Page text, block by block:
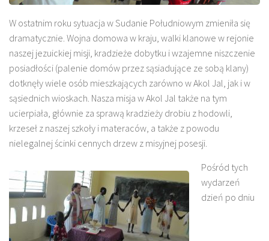
W ostatnim roku sytuacja w Sudanie Południowym zmieniła się
dramatycznie. Wojna domowa w kraju, walki klanowe w rejonie
naszej jezuickiej misji, kradzieże dobytku i wzajemne niszczenie
posiadłości (palenie domów przez sąsiadujące ze sobą klany)
dotknęły wiele osób mieszkających zarówno w Akol Jal, jak i w
sąsiednich wioskach. Nasza misja w Akol Jal także na tym
ucierpiała, głównie za sprawą kradzieży drobiu z hodowli,
krzeseł z naszej szkoły i materaców, a także z powodu
nielegalnej ścinki cennych drzew z misyjnej posesji.
Pośród tych
wydarzeń
dzień po dniu